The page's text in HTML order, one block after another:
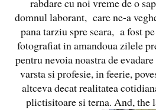
rabdare cu noi vreme de o
domnul laborant, care ne-a
pana tarziu spre seara, a fost
fotografiat in amandoua zilele
pentru nevoia noastra de
varsta si profesie, in feerie,
altceva decat realitatea
plictisitoare si terna. And, the